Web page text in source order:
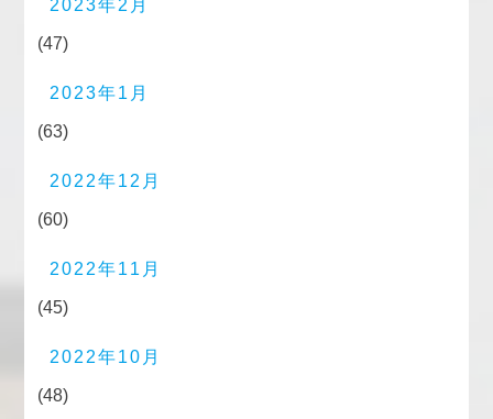
2023年2月
(47)
2023年1月
(63)
2022年12月
(60)
2022年11月
(45)
2022年10月
(48)